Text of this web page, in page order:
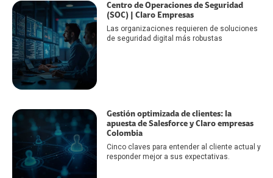
Centro de Operaciones de Seguridad
(SOC) | Claro Empresas
Las organizaciones requieren de soluciones
de seguridad digital más robustas
Gestión optimizada de clientes: la
apuesta de Salesforce y Claro empresas
Colombia
Cinco claves para entender al cliente actual y
responder mejor a sus expectativas.